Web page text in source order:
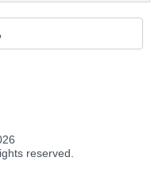
reserved.